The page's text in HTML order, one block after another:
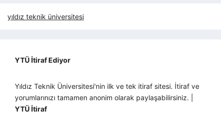
yıldız teknik üniversitesi
YTÜ İtiraf Ediyor
Yıldız Teknik Üniversitesi'nin ilk ve tek itiraf sitesi. İtiraf ve
yorumlarınızı tamamen anonim olarak paylaşabilirsiniz. |
YTÜ İtiraf